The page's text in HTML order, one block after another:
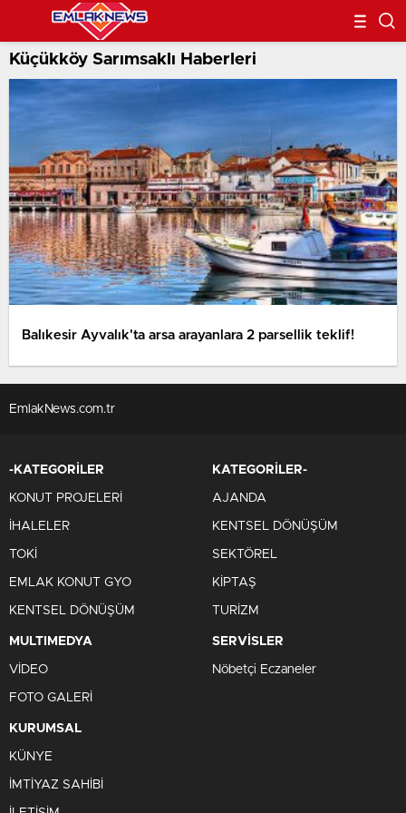
Küçükköy Sarımsaklı Haberleri
Balıkesir Ayvalık'ta arsa arayanlara 2 parsellik teklif!
EmlakNews.com.tr
-KATEGORİLER
KONUT PROJELERİ
İHALELER
TOKİ
EMLAK KONUT GYO
KENTSEL DÖNÜŞÜM
KATEGORİLER-
AJANDA
KENTSEL DÖNÜŞÜM
SEKTÖREL
KİPTAŞ
TURİZM
MULTIMEDYA
VİDEO
FOTO GALERİ
SERVİSLER
Nöbetçi Eczaneler
KURUMSAL
KÜNYE
İMTİYAZ SAHİBİ